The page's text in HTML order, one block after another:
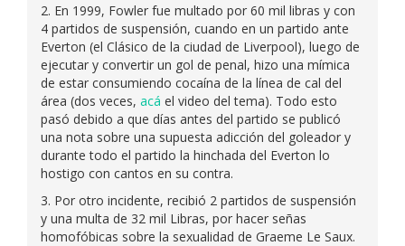
2. En 1999, Fowler fue multado por 60 mil libras y con
4 partidos de suspensión, cuando en un partido ante
Everton (el Clásico de la ciudad de Liverpool), luego de
ejecutar y convertir un gol de penal, hizo una mímica
de estar consumiendo cocaína de la línea de cal del
área (dos veces, acá el video del tema). Todo esto
pasó debido a que días antes del partido se publicó
una nota sobre una supuesta adicción del goleador y
durante todo el partido la hinchada del Everton lo
hostigo con cantos en su contra.
3. Por otro incidente, recibió 2 partidos de suspensión
y una multa de 32 mil Libras, por hacer señas
homofóbicas sobre la sexualidad de Graeme Le Saux.